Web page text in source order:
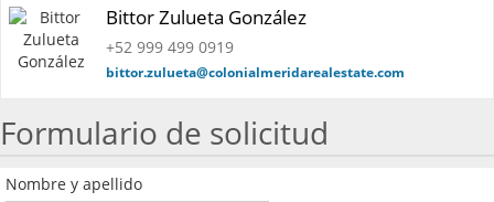
Bittor Zulueta González
+52 999 499 0919
bittor.zulueta@colonialmeridarealestate.com
Formulario de solicitud
Nombre y apellido